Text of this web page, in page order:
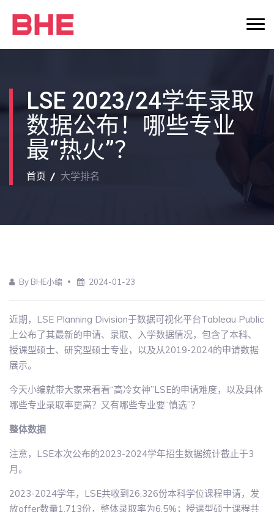
LSE 2023/24学年录取
数据公布！哪些专业
最“热火”？
首页 大学排名
By BHE小编 2024-01-23
近期，LSE Planning Division于数据可视化平台Tableau Public
上公布了其最新的申请、录取、入学数据情况，包含了本科、
授课型硕士、研究型硕士专业，以及从2019-2024的申请数据
展示。
今天小编就带大家来看看“高冷女神”LSE的申请难度，以及具体
哪些专业录取率更高？又有哪些专业要“慎选”？
整体数据
注意，LSE本次公布的2023-2024学年招生数据统计截止于3
月。
2023-2024学年，LSE共收到26,326份本科学位课程申请，发
放offer数量1,713份，整体录取率为6.5%；授课型硕士课程共